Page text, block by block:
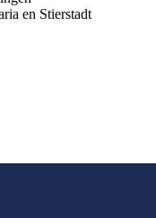
en Stierstadt